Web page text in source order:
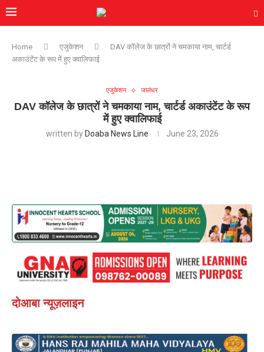
Home एजुकेशन
DAV कॉलेज के छात्रों ने चमकाया नाम, चार्टर्ड
अकाउंटेंट के रूप में हुए क्वालिफाई
एजुकेशन जालंधर
DAV कॉलेज के छात्रों ने चमकाया नाम, चार्टर्ड अकाउंटेंट के रूप
में हुए क्वालिफाई
written by Doaba News Line June 23, 2026
दोआबा न्यूज़लाइन